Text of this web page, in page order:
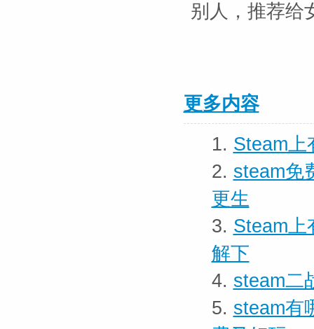
别人，推荐给
更多内容
1. Steam上
2. steam免
更生
3. Steam上
解下
4. steam二
5. steam有